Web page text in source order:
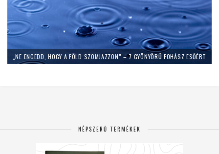
„NE ENGEDD, HOGY A FÖLD SZOMJAZZON” – 7 GYÖNYÖRŰ FOHÁSZ ESŐÉRT
NÉPSZERŰ TERMÉKEK